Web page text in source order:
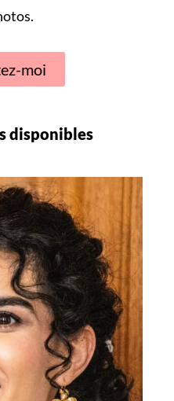
moi
disponibles